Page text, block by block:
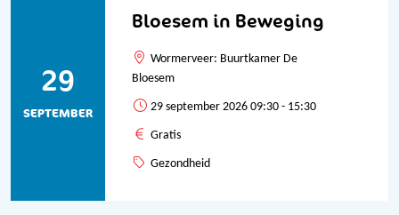
Bloesem in Beweging
29
SEPTEMBER
Wormerveer: Buurtkamer De
Bloesem
29 september 2026 09:30 - 15:30
Gratis
Gezondheid